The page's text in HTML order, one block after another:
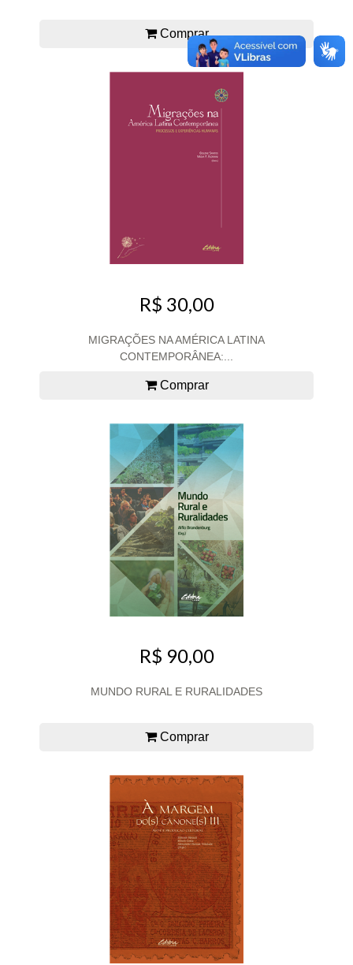
Comprar
R$ 30,00
MIGRAÇÕES NA AMÉRICA LATINA
CONTEMPORÂNEA:...
Comprar
R$ 90,00
MUNDO RURAL E RURALIDADES
Comprar